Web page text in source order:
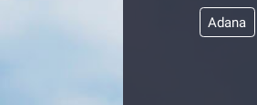
Adana